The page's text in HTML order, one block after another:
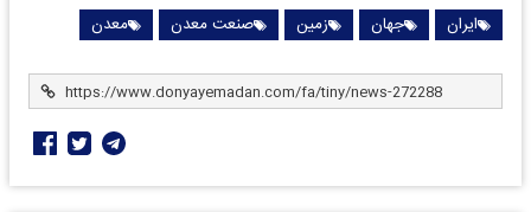
ایران جهان زمین صنعت معدن معدن